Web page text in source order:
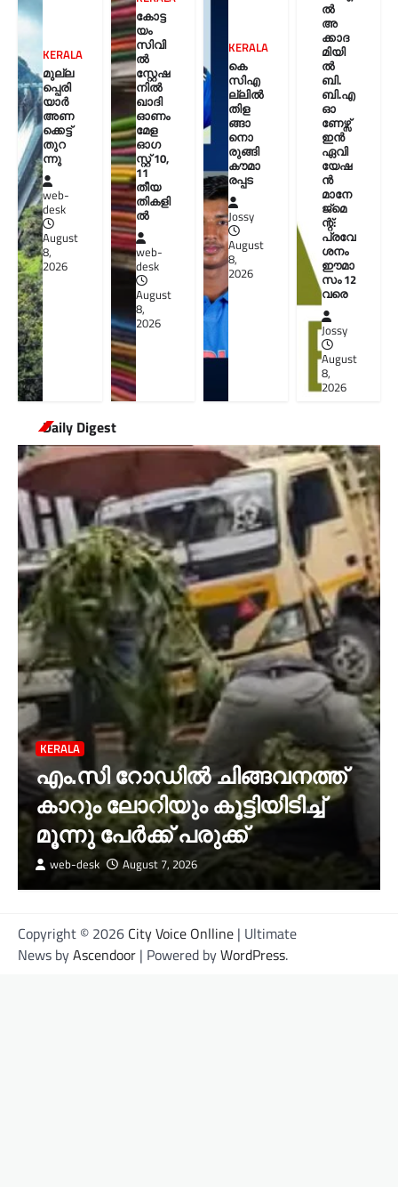
KERALA
മുല്ല
പ്പെരി
യാര്‍
അണ
ക്കെട്ട്
തുറ
ന്നു
web-
desk
August
8,
2026
കോട്ട
യം
സിവി
ൽ
സ്റ്റേഷ
നിൽ
ഖാദി
ഓണം
മേള
ഓഗ
സ്റ്റ് 10,
11
തീയ
തികളി
ല്‍
web-
desk
August
8,
2026
KERALA
കെ
സിഎ
ല്ലിൽ
തിള
ങ്ങാ
നൊ
രുങ്ങി
കൗമാ
രപ്പട
Jossy
August
8,
2026
ൽ
അ
ക്കാദ
മിയി
ൽ
ബി.
ബി.എ
ഓ
ണേഴ്സ്
ഇൻ
ഏവി
യേഷ
ൻ
മാനേ
ജ്മെ
ന്റ്:
പ്രവേ
ശനം
ഈമാ
സം 12
വരെ
Jossy
August
8,
2026
Daily Digest
KERALA
എം.സി റോഡിൽ ചിങ്ങവനത്ത്
കാറും ലോറിയും കൂട്ടിയിടിച്ച്
മൂന്നു പേർക്ക് പരുക്ക്
web-desk August 7, 2026
Copyright © 2026 City Voice Onlline | Ultimate
News byAscendoor | Powered byWordPress.